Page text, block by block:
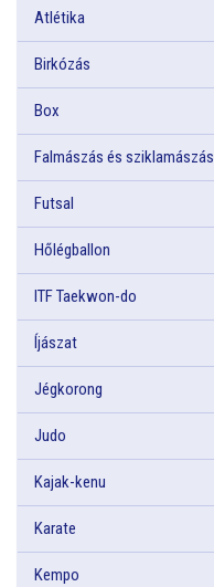
Atlétika
Birkózás
Box
Falmászás és sziklamászás
Futsal
Hőlégballon
ITF Taekwon-do
Íjászat
Jégkorong
Judo
Kajak-kenu
Karate
Kempo